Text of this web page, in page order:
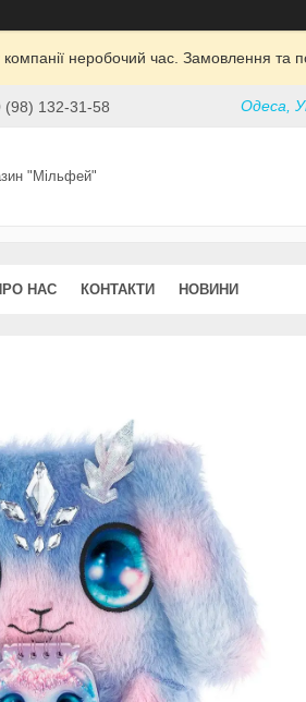
компанії неробочий час. Замовлення та
(98) 132-31-58 Одеса,
"Мільфей"
НАС КОНТАКТИ НОВИНИ